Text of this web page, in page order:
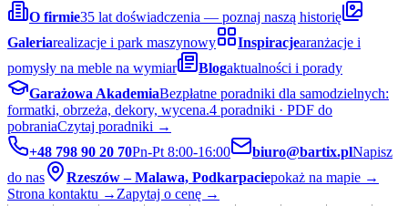
O firmie35 lat doświadczenia — poznaj naszą historię
Galeriarealizacje i park maszynowy Inspiracjearanżacje i
pomysły na meble na wymiar
Blogaktualności i porady
Garażowa AkademiaBezpłatne poradniki dla samodzielnych:
formatki, obrzeża, dekory, wycena.4 poradniki · PDF do
pobraniaCzytaj poradniki →
+48 798 90 20 70Pn-Pt 8:00-16:00 biuro@bartix.plNapisz
do nas
Rzeszów – Malawa, Podkarpaciepokaż na mapie →
Strona kontaktu → Zapytaj o cenę →